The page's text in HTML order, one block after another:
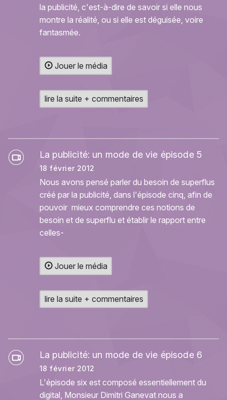
la publicité, c'est-à-dire de savoir si elle nous
montre la réalité, ou si elle est déguisée, voire
fantasmée.
Jouer le média
lire la suite + commentaires
La publicité: un mode de vie épisode 5
18 février 2012
Nous avons pensé parler du besoin de superflus
créé par la publicité, dans l'épisode cinq, afin de
pouvoir mieux comprendre ces notions de
besoin et de superflu et établir le rapport entre
celles-
Jouer le média
lire la suite + commentaires
La publicité: un mode de vie épisode 6
18 février 2012
L'épisode six est composé essentiellement du
digital, Monsieur Dimitri Ganevat nous a